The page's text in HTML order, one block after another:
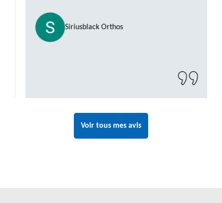
Siriusblack Orthos
Voir tous mes avis